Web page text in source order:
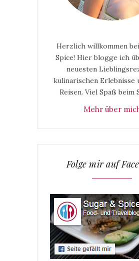
Herzlich willkommen
Spice! Hier blogge ich
neuesten
kulinarischen Erlebnisse
Reisen. Viel Spaß beim
Mehr über
Folge mir auf